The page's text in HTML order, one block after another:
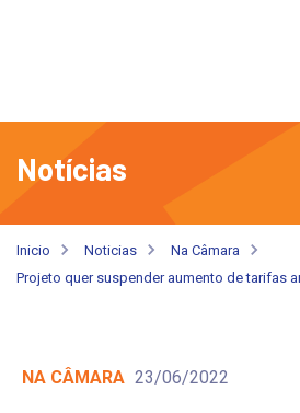
Notícias
Inicio Noticias
Na Câmara
Projeto quer suspender aumento de tarifas
NA CÂMARA 23/06/2022